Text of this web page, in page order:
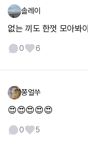
솔레이
없는 끼도 한껏 모아봐
0 6
쭝얼쑤
😍😍😍😍😍
0 5